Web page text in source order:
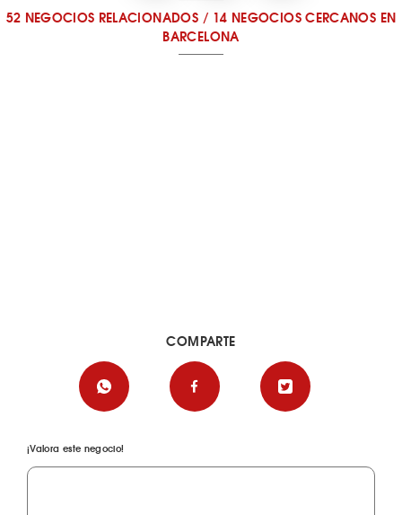
52 NEGOCIOS RELACIONADOS/ 14 NEGOCIOS CERCANOS EN
BARCELONA
¡Valora este negocio!
COMPARTE